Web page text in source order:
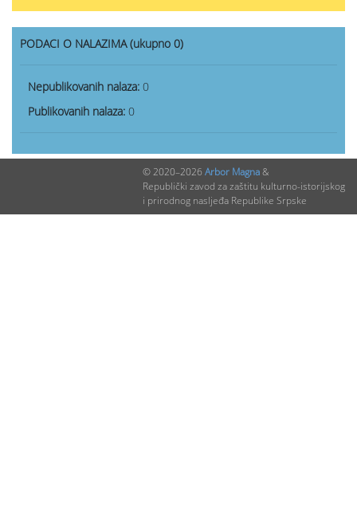
PODACI O NALAZIMA (ukupno 0)
Nepublikovanih nalaza: 0
Publikovanih nalaza: 0
© 2020–2026 Arbor Magna&
Republički zavod za zaštitu kulturno-istorijskog
i prirodnog nasljeđa Republike Srpske